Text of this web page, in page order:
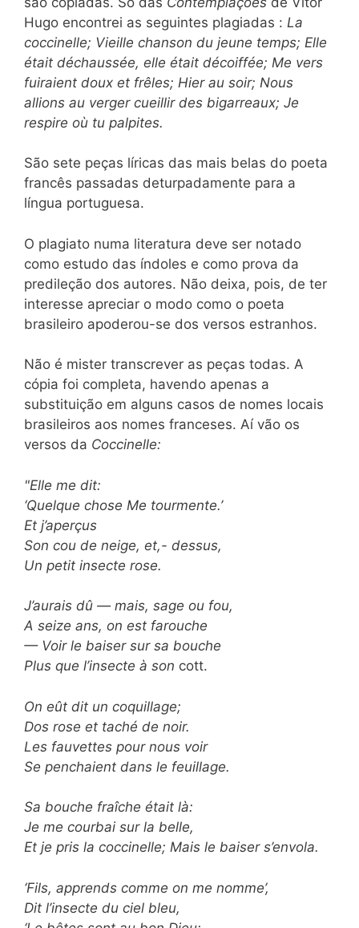
Hugo encontrei as seguintes plagiadas : La
coccinelle; Vieille chanson du jeune temps; Elle
était déchaussée, elle était décoiffée; Me vers
fuiraient doux et frêles; Hier au soir; Nous
allions au verger cueillir des bigarreaux; Je
respire où tu palpites.
São sete peças líricas das mais belas do poeta
francês passadas deturpadamente para a
língua portuguesa.
O plagiato numa literatura deve ser notado
como estudo das índoles e como prova da
predileção dos autores. Não deixa, pois, de ter
interesse apreciar o modo como o poeta
brasileiro apoderou-se dos versos estranhos.
Não é mister transcrever as peças todas. A
cópia foi completa, havendo apenas a
substituição em alguns casos de nomes locais
brasileiros aos nomes franceses. Aí vão os
versos da Coccinelle:
"Elle me dit:
‘Quelque chose Me tourmente.’
Et j’aperçus
Son cou de neige, et,- dessus,
Un petit insecte rose.
J’aurais dû — mais, sage ou fou,
A seize ans, on est farouche
— Voir le baiser sur sa bouche
Plus que l’insecte à son cott.
On eût dit un coquillage;
Dos rose et taché de noir.
Les fauvettes pour nous voir
Se penchaient dans le feuillage.
Sa bouche fraîche était là:
Je me courbai sur la belle,
Et je pris la coccinelle; Mais le baiser s’envola.
‘Fils, apprends comme on me nomme’,
Dit l’insecte du ciel bleu,